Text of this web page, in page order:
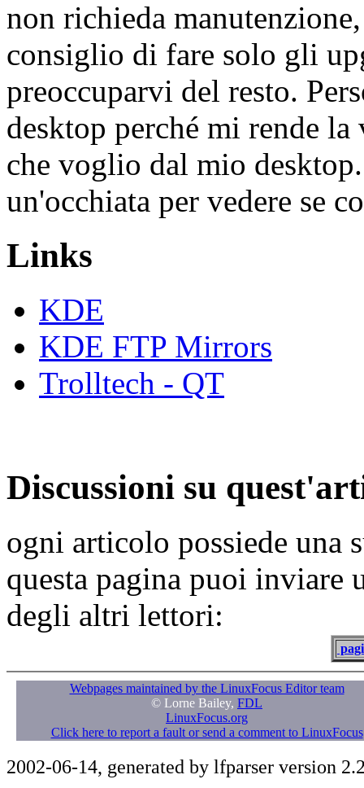
non richieda
consiglio di fare solo gli
preoccuparvi del resto.
desktop perché mi rende
che voglio dal mio
un'occhiata per vedere se
Links
KDE
KDE FTP Mirrors
Trolltech - QT
Discussioni su
ogni articolo possiede una
questa pagina puoi inviare
degli altri lettori:
Webpages maintained by the LinuxFocus Editor team
© Lorne Bailey, FDL
LinuxFocus.org
Click here to report a fault or send a comment to LinuxFocus
2002-06-14, generated by lfparser version